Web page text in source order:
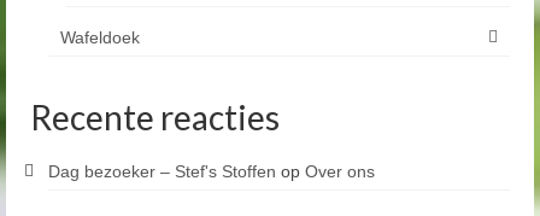
Wafeldoek
Recente reacties
Dag bezoeker – Stef's Stoffen op Over ons